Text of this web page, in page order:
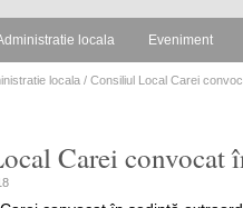
locala Eveniment
locala / Consiliul Local Carei
Carei convocat